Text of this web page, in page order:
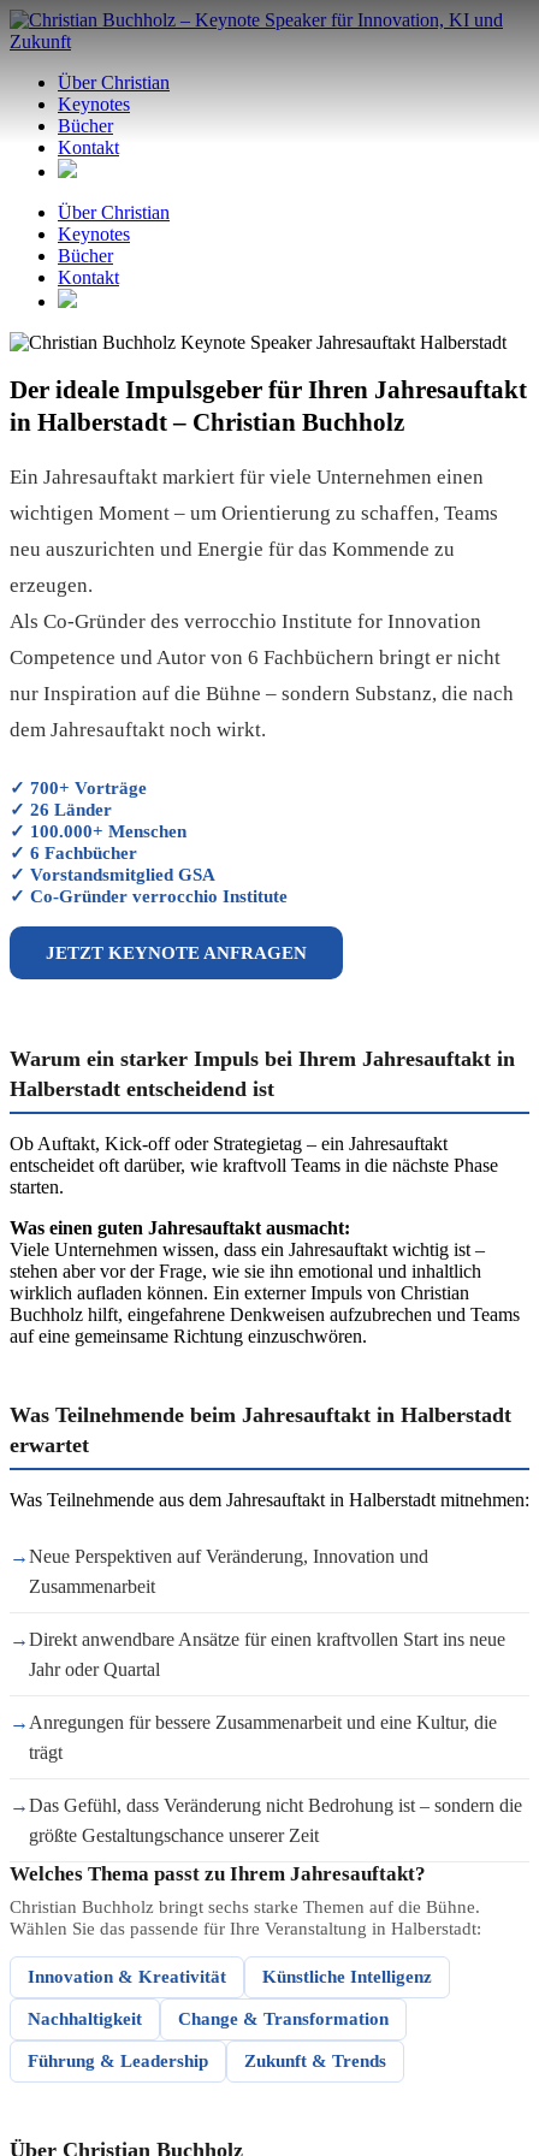
Zum
Inhalt
Über Christian
Keynotes
Bücher
Kontakt
Über Christian
Keynotes
Bücher
Kontakt
Der ideale Impulsgeber für Ihren Jahresauftakt
in Halberstadt – Christian Buchholz
Ein Jahresauftakt markiert für viele Unternehmen einen
wichtigen Moment – um Orientierung zu schaffen, Teams
neu auszurichten und Energie für das Kommende zu
erzeugen.
Als Co-Gründer des verrocchio Institute for Innovation
Competence und Autor von 6 Fachbüchern bringt er nicht
nur Inspiration auf die Bühne – sondern Substanz, die nach
dem Jahresauftakt noch wirkt.
✓ 700+ Vorträge
✓ 26 Länder
✓ 100.000+ Menschen
✓ 6 Fachbücher
✓ Vorstandsmitglied GSA
✓ Co-Gründer verrocchio Institute
JETZT KEYNOTE ANFRAGEN
Warum ein starker Impuls bei Ihrem Jahresauftakt in
Halberstadt entscheidend ist
Ob Auftakt, Kick-off oder Strategietag – ein Jahresauftakt
entscheidet oft darüber, wie kraftvoll Teams in die nächste Phase
starten.
Was einen guten Jahresauftakt ausmacht:
Viele Unternehmen wissen, dass ein Jahresauftakt wichtig ist –
stehen aber vor der Frage, wie sie ihn emotional und inhaltlich
wirklich aufladen können. Ein externer Impuls von Christian
Buchholz hilft, eingefahrene Denkweisen aufzubrechen und Teams
auf eine gemeinsame Richtung einzuschwören.
Was Teilnehmende beim Jahresauftakt in Halberstadt
erwartet
Was Teilnehmende aus dem Jahresauftakt in Halberstadt mitnehmen:
→Neue Perspektiven auf Veränderung, Innovation und
Zusammenarbeit
→Direkt anwendbare Ansätze für einen kraftvollen Start ins neue
Jahr oder Quartal
→ Anregungen für bessere Zusammenarbeit und eine Kultur, die
trägt
→Das Gefühl, dass Veränderung nicht Bedrohung ist – sondern die
größte Gestaltungschance unserer Zeit
Welches Thema passt zu Ihrem Jahresauftakt?
Christian Buchholz bringt sechs starke Themen auf die Bühne.
Wählen Sie das passende für Ihre Veranstaltung in Halberstadt:
Innovation & Kreativität Künstliche Intelligenz
Nachhaltigkeit Change & Transformation
Führung & Leadership Zukunft & Trends
Über Christian Buchholz